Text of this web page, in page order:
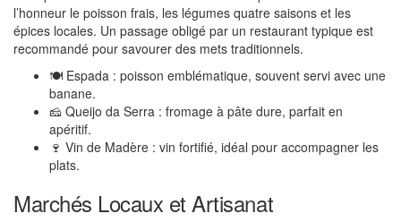
l’honneur le poisson frais, les légumes quatre saisons et les
épices locales. Un passage obligé par un restaurant typique est
recommandé pour savourer des mets traditionnels.
🍽️ Espada : poisson emblématique, souvent servi avec une
banane.
🧀 Queijo da Serra : fromage à pâte dure, parfait en
apéritif.
🍷 Vin de Madère : vin fortifié, idéal pour accompagner les
plats.
Marchés Locaux et Artisanat